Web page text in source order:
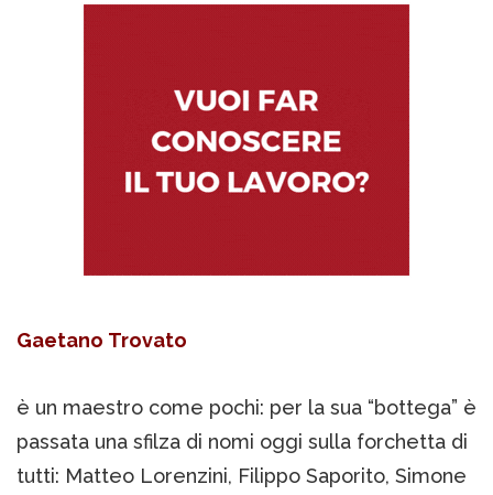
Gaetano Trovato
è un maestro come pochi: per la sua “bottega” è
passata una sfilza di nomi oggi sulla forchetta di
tutti: Matteo Lorenzini, Filippo Saporito, Simone